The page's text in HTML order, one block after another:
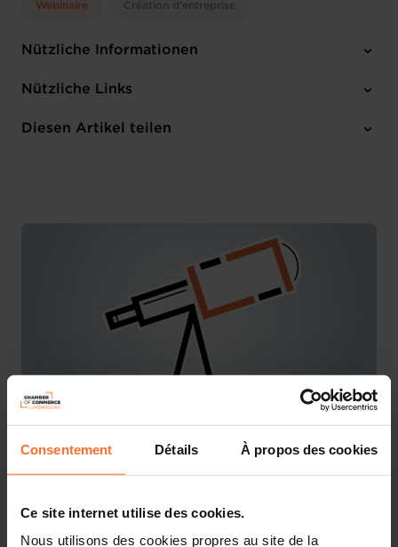
Consentement Détails À propos des cookies
Ce site internet utilise des cookies.
Nous utilisons des cookies propres au site de la
Webinaire Création d'entreprise
Nützliche Informationen
Dienstag 5 Mai 2026
Online Workshop
Nützliche Links
Anmelden
Diesen Artikel teilen
You are starting a business from scratch or buying an
point of contact for entrepreneurs.